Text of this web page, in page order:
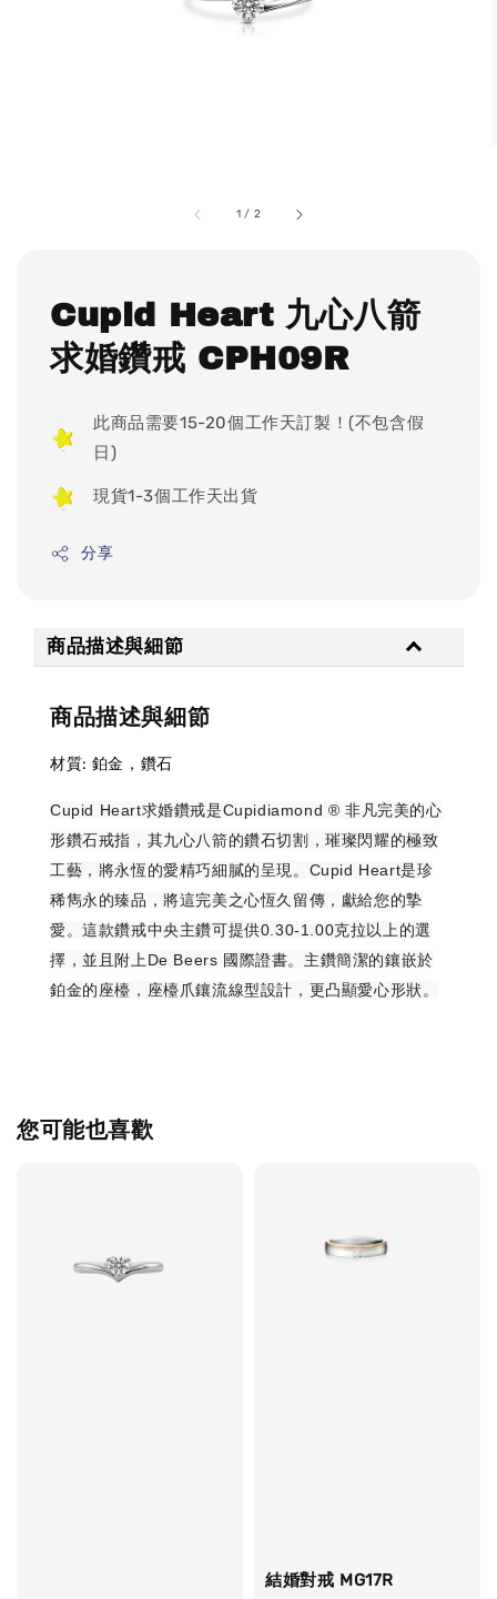
1 / 2
Cupid Heart 九心八箭
求婚鑽戒 CPH09R
此商品需要15-20個工作天訂製！(不包含假
日)
現貨1-3個工作天出貨
分享
商品描述與細節
商品描述與細節
材質: 鉑金，鑽石
Cupid Heart求婚鑽戒是Cupidiamond ® 非凡完美的心
形鑽石戒指，其九心八箭的鑽石切割，璀璨閃耀的極致
工藝，將永恆的愛精巧細膩的呈現。Cupid Heart是珍
稀雋永的臻品，將這完美之心恆久留傳，獻給您的摯
愛。這款鑽戒中央主鑽可提供0.30-1.00克拉以上的選
擇，並且附上De Beers 國際證書。主鑽簡潔的鑲嵌於
鉑金的座檯，座檯爪鑲流線型設計，更凸顯愛心形狀。
您可能也喜歡
結婚對戒 MG17R